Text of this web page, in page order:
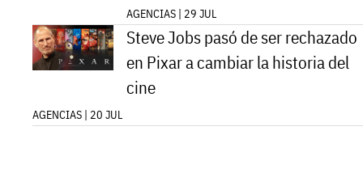
AGENCIAS | 29 JUL
Steve Jobs pasó de ser rechazado
en Pixar a cambiar la historia del
cine
AGENCIAS | 20 JUL